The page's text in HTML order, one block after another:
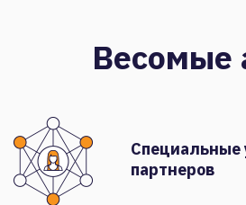
Весомые
Специальные
партнеров